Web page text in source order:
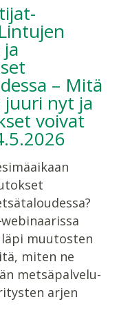
– Mitä
juuri nyt ja
voivat
läpi muutosten
miten ne
metsäpalvelu-
arjen